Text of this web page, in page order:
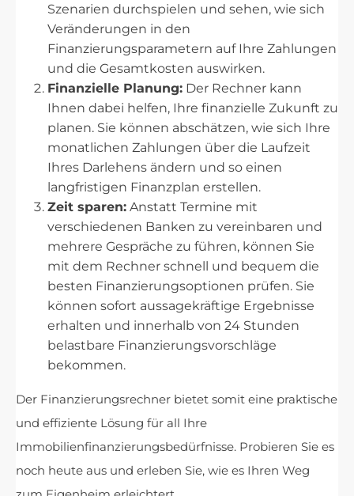
Szenarien durchspielen und sehen, wie sich
Veränderungen in den
Finanzierungsparametern auf Ihre Zahlungen
und die Gesamtkosten auswirken.
Finanzielle Planung: Der Rechner kann
Ihnen dabei helfen, Ihre finanzielle Zukunft zu
planen. Sie können abschätzen, wie sich Ihre
monatlichen Zahlungen über die Laufzeit
Ihres Darlehens ändern und so einen
langfristigen Finanzplan erstellen.
Zeit sparen: Anstatt Termine mit
verschiedenen Banken zu vereinbaren und
mehrere Gespräche zu führen, können Sie
mit dem Rechner schnell und bequem die
besten Finanzierungsoptionen prüfen. Sie
können sofort aussagekräftige Ergebnisse
erhalten und innerhalb von 24 Stunden
belastbare Finanzierungsvorschläge
bekommen.
Der Finanzierungsrechner bietet somit eine praktische
und effiziente Lösung für all Ihre
Immobilienfinanzierungsbedürfnisse. Probieren Sie es
noch heute aus und erleben Sie, wie es Ihren Weg